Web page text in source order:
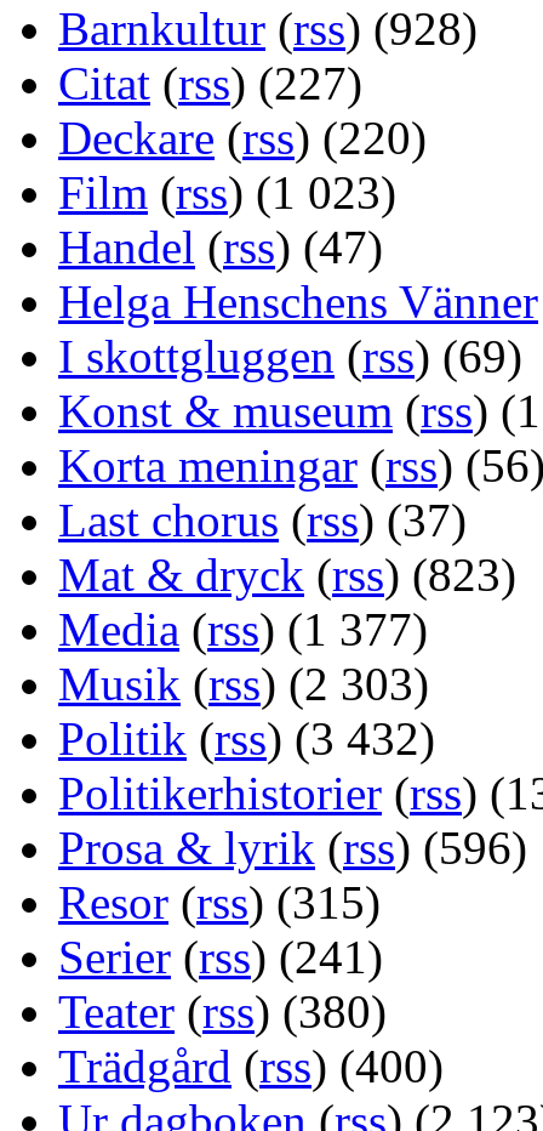
Barnkultur (rss) (928)
Citat (rss) (227)
Deckare (rss) (220)
Film (rss) (1 023)
Handel (rss) (47)
Helga Henschens Vänner
I skottgluggen (rss) (69)
Konst & museum (rss)
Korta meningar (rss)
Last chorus (rss) (37)
Mat & dryck (rss) (823)
Media (rss) (1 377)
Musik (rss) (2 303)
Politik (rss) (3 432)
Politikerhistorier (rss)
Prosa & lyrik (rss) (596)
Resor (rss) (315)
Serier (rss) (241)
Teater (rss) (380)
Trädgård (rss) (400)